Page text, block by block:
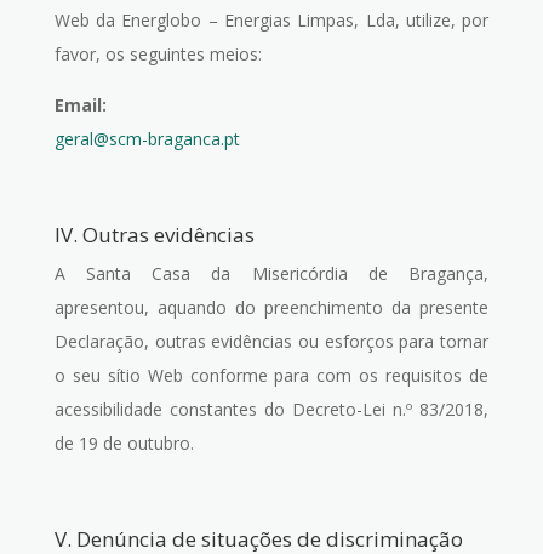
Web da Energlobo – Energias Limpas, Lda, utilize, por
favor, os seguintes meios:
Email:
geral@scm-braganca.pt
IV. Outras evidências
A Santa Casa da Misericórdia de Bragança,
apresentou, aquando do preenchimento da presente
Declaração, outras evidências ou esforços para tornar
o seu sítio Web conforme para com os requisitos de
acessibilidade constantes do Decreto-Lei n.º 83/2018,
de 19 de outubro.
V. Denúncia de situações de discriminação